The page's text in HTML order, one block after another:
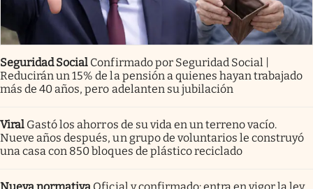
Seguridad Social Confirmado por Seguridad Social |
Reducirán un 15% de la pensión a quienes hayan trabajado
más de 40 años, pero adelanten su jubilación
Viral Gastó los ahorros de su vida en un terreno vacío.
Nueve años después, un grupo de voluntarios le construyó
una casa con 850 bloques de plástico reciclado